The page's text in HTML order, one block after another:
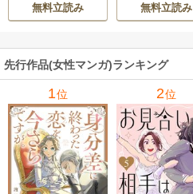
無料立読み
無料立読み
先行作品(女性マンガ)ランキング
1位 2位